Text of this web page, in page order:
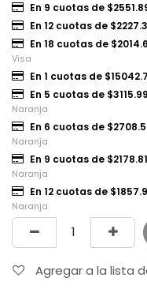
En 9 cuotas de
En 12 cuotas de
En 18 cuotas de
Visa
En 1 cuotas de
En 5 cuotas de
Naranja
En 6 cuotas de
Naranja
En 9 cuotas de
Naranja
En 12 cuotas de
Naranja
Agregar a la lista